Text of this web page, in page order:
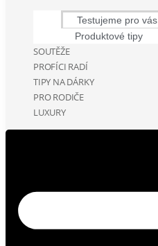
Testujeme pro vás
Produktové tipy
SOUTĚŽE
PROFÍCI RADÍ
TIPY NA DÁRKY
PRO RODIČE
LUXURY